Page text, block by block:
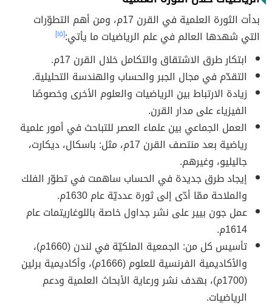
بدأت الثورة العلمية في القرن 17م، ومن أهم التطوّرات
التي شهدها العالم في علم الرياضيات ما يأتي:[١٥]
ابتكار طرق الاشتقاق والتكامل خلال القرن 17م.
التقدّم في مجال الجبر والحساب والهندسة التحليلية.
زيادة الارتباط بين الرياضيات والعلوم الأخرى وخصوصًا
الفيزياء على مدار القرن.
العمل الجماعي بين علماء العصر للتباحث في أمور علمية
رياضية بعد منتصف القرن 17م، مثل: باسكال، ديكارت،
جاليليو، وغيرهم.
إيجاد طرق جديدة في الحساب ساهمت في تطوّر الفلك
والملاحة ممّا أدّى إلى ثورة عدديّة عام 1630م.
عمل جون بيير على نشر جداول خاصة باللوغاريتمات عام
1614م.
تأسيس كل من: الجمعية الملكيّة في لندن (1660م)،
والأكاديمية الفرنسية للعلوم (1666م)، وأكاديمية برلين
(1700م)، بهدف نشر ورعاية الأبحاث العلمية ودعم
الرياضيات.